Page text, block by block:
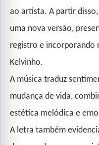
ao artista. A partir disso,
uma nova versão,
registro e incorporando
Kelvinho.
A música traduz
mudança de vida,
estética melódica e
A letra também